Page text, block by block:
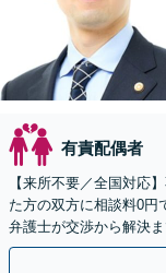
有責配偶者
【来所不要／全国対応
た方の双方に相談料0円
弁護士が交渉から解決
手金の返還保証もあり